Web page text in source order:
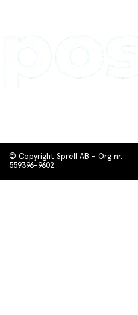
© Copyright Sprell AB - Org nr.
559396-9602.